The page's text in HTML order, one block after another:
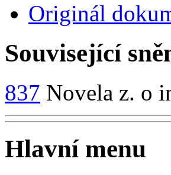
Originál
Související
837 Novela z. o
Hlavní menu